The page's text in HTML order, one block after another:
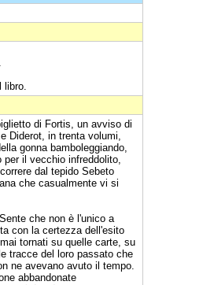
di Fortis, un avviso di
Diderot, in trenta volumi,
gonna bamboleggiando,
il vecchio infreddolito,
dal tepido Sebeto
che casualmente vi si
che non è l'unico a
con la certezza dell'esito
tornati su quelle carte, su
tracce del loro passato che
ne avevano avuto il tempo.
abbandonate